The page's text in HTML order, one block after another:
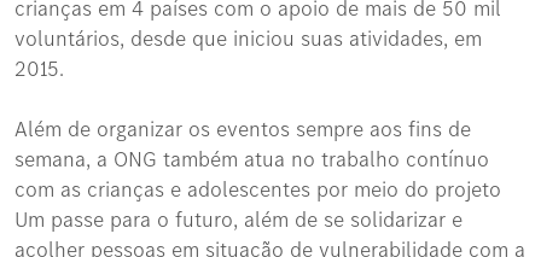
crianças em 4 países com o apoio de mais de 50 mil
voluntários, desde que iniciou suas atividades, em
2015.
Além de organizar os eventos sempre aos fins de
semana, a ONG também atua no trabalho contínuo
com as crianças e adolescentes por meio do projeto
Um passe para o futuro, além de se solidarizar e
acolher pessoas em situação de vulnerabilidade com a